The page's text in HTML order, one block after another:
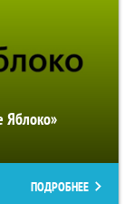
Яблоко»
ПОДРОБНЕЕ